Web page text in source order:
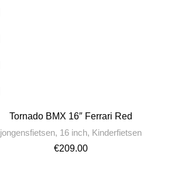
Tornado BMX 16″ Ferrari Red
jongensfietsen, 16 inch, Kinderfietsen
€209.00